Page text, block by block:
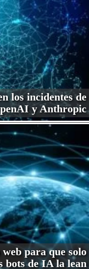
los incidentes de
y Anthropic
para que solo
bots de IA la lean